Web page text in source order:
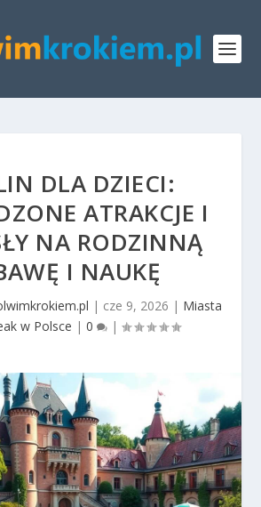
DLA DZIECI:
ATRAKCJE I
NA RODZINNĄ
I NAUKĘ
| cze 9, 2026 | Miasta
w Polsce | 0 |